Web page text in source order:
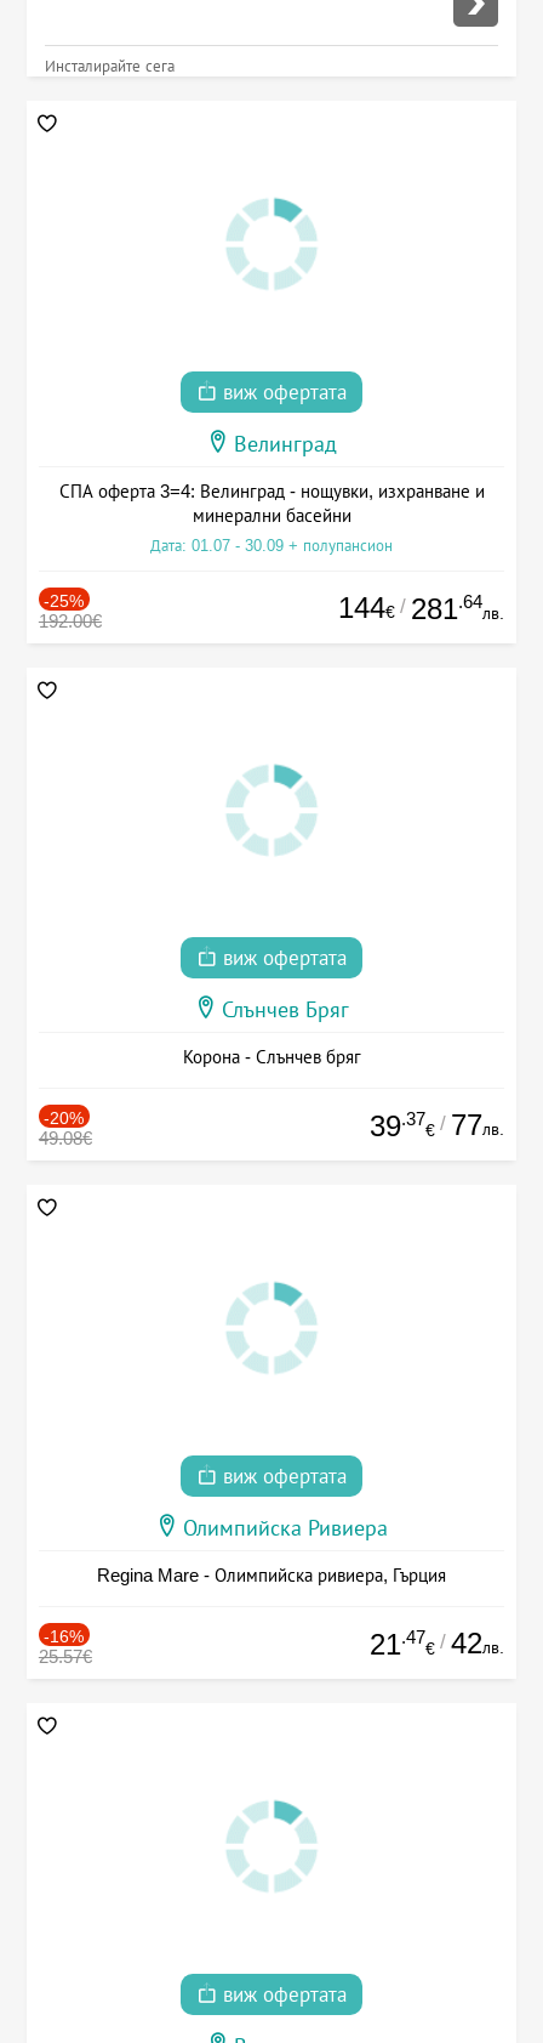
Инсталирайте сега
виж офертата
Велинград
СПА оферта 3=4: Велинград - нощувки, изхранване и
минерални басейни
Дата: 01.07 - 30.09 + полупансион
-25%
192.00€ 144€ / 281.64
лв.
виж офертата
Слънчев Бряг
Корона - Слънчев бряг
-20%
49.08€ 39.37
€ / 77лв.
виж офертата
Олимпийска Ривиера
Regina Mare - Олимпийска ривиера, Гърция
-16%
25.57€ 21.47
€ / 42лв.
виж офертата